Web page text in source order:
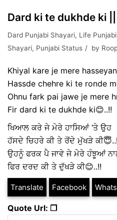
Dard ki te dukhde ki
Dard Punjabi Shayari, Life
Shayari, Punjabi Status by
Khiyal kare je mere
Hassde chehre ki te ronde
Ohnu fark pai jawe je mere
Fir dard ki te dukhde ki😊..!!
ਖਿਆਲ ਕਰੇ ਜੇ ਮੇਰੇ ਹਾਸਿਆਂ ‘ਤੇ ਉਹ
ਹੱਸਦੇ ਚਿਹਰੇ ਕੀ ਤੇ ਰੋਂਦੇ ਮੁੱਖੜੇ
ਉਹਨੂੰ ਫਰਕ ਪੈ ਜਾਵੇ ਜੇ ਮੇਰੇ ਹੰਝੂਆਂ
ਫਿਰ ਦਰਦ ਕੀ ਤੇ ਦੁੱਖੜੇ ਕੀ😊..!!
Translate Facebook
Quote Url: ❐